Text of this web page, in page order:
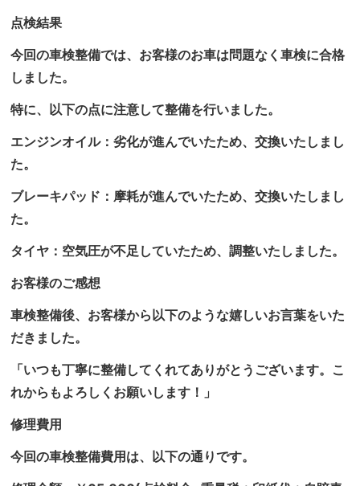
点検結果
今回の車検整備では、お客様のお車は問題なく車検に合格
しました。
特に、以下の点に注意して整備を行いました。
エンジンオイル：劣化が進んでいたため、交換いたしまし
た。
ブレーキパッド：摩耗が進んでいたため、交換いたしまし
た。
タイヤ：空気圧が不足していたため、調整いたしました。
お客様のご感想
車検整備後、お客様から以下のような嬉しいお言葉をいた
だきました。
「いつも丁寧に整備してくれてありがとうございます。こ
れからもよろしくお願いします！」
修理費用
今回の車検整備費用は、以下の通りです。